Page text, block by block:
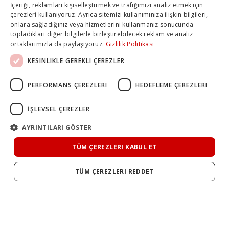
İçeriği, reklamları kişiselleştirmek ve trafiğimizi analiz etmek için
çerezleri kullanıyoruz. Ayrıca sitemizi kullanımınıza ilişkin bilgileri,
onlara sağladığınız veya hizmetlerini kullanmanız sonucunda
topladıkları diğer bilgilerle birleştirebilecek reklam ve analiz
ortaklarımızla da paylaşıyoruz. Gizlilik Politikası
KESINLIKLE GEREKLI ÇEREZLER
PERFORMANS ÇEREZLERI HEDEFLEME ÇEREZLERI
İŞLEVSEL ÇEREZLER
AYRINTILARI GÖSTER
TÜM ÇEREZLERI KABUL ET
TÜM ÇEREZLERI REDDET